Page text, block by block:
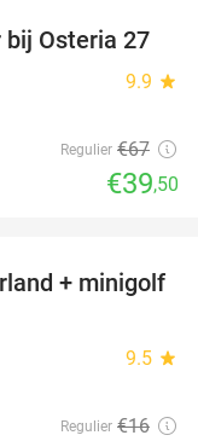
41%
Osteria 27
9.9 star
Regulier €67
€39,50
38%
+ minigolf
9.5 star
Regulier €16